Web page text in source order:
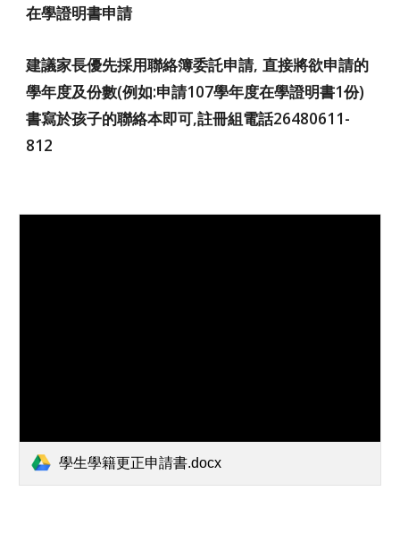
在學證明書申請
建議家長優先採用聯絡簿委託申請, 直接將欲申請的
學年度及份數(例如:申請107學年度在學證明書1份)
書寫於孩子的聯絡本即可,註冊組電話26480611-
812
學生學籍更正申請書.docx